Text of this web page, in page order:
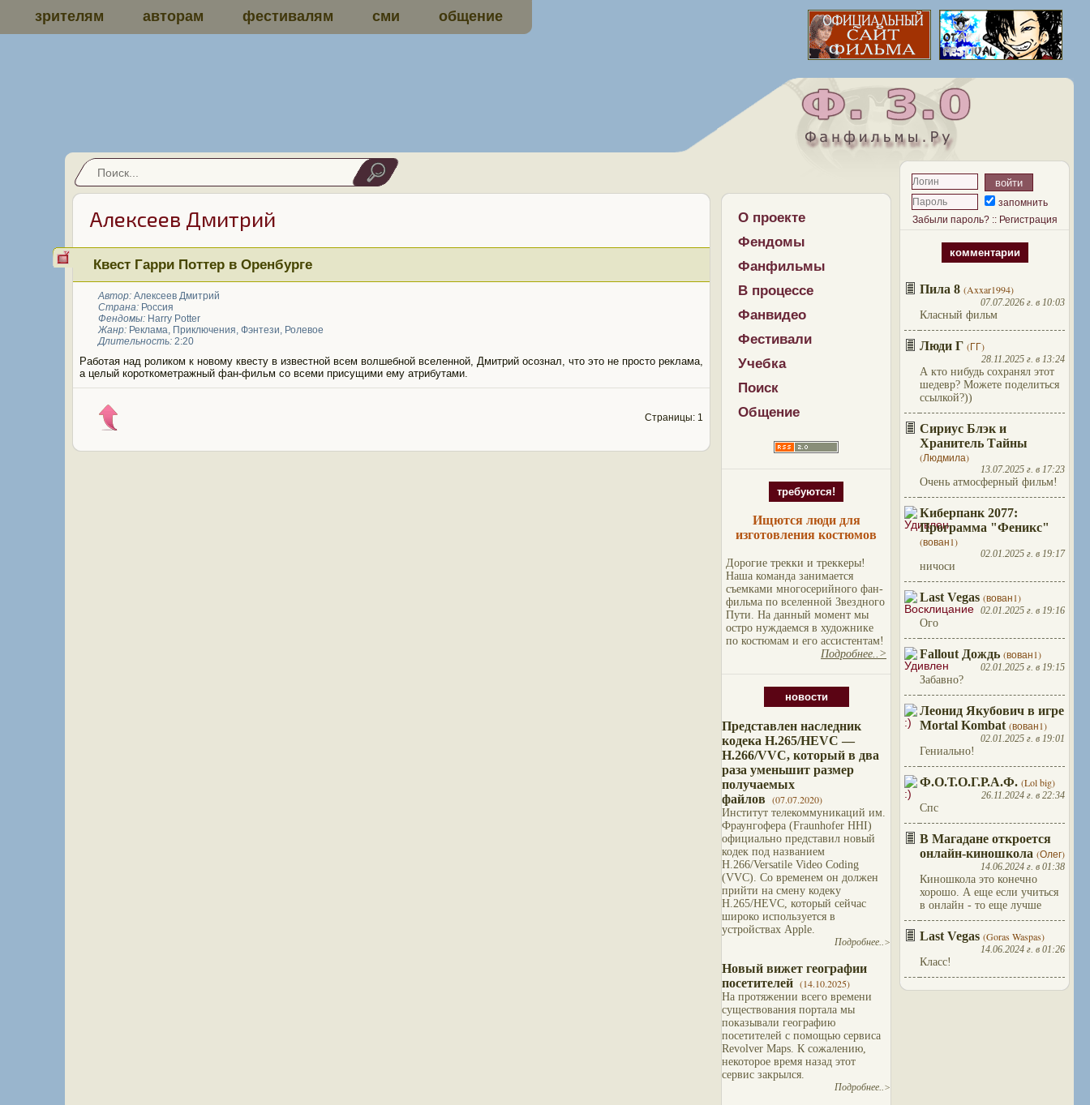
зрителям авторам фестивалям сми общение
О проекте
Фендомы
Фанфильмы
В процессе
Фанвидео
Фестивали
Учебка
Поиск
Общение
требуются!
Ищются люди для
изготовления костюмов
Дорогие трекки и треккеры!
Наша команда занимается
съемками многосерийного фан-
фильма по вселенной Звездного
Пути. На данный момент мы
остро нуждаемся в художнике
по костюмам и его ассистентам!
Подробнее..>
новости
Представлен наследник
кодека H.265/HEVC —
H.266/VVC, который в два
раза уменьшит размер
получаемых
файлов (07.07.2020)
Институт телекоммуникаций им.
Фраунгофера (Fraunhofer HHI)
официально представил новый
кодек под названием
H.266/Versatile Video Coding
(VVC). Со временем он должен
прийти на смену кодеку
H.265/HEVC, который сейчас
широко используется в
устройствах Apple.
Подробнее..>
Новый вижет географии
посетителей (14.10.2025)
На протяжении всего времени
существования портала мы
показывали географию
посетителей с помощью сервиса
Revolver Maps. К сожалению,
некоторое время назад этот
сервис закрылся.
Подробнее..>
запомнить
Забыли пароль?:: Регистрация
комментарии
Пила 8 (Axxar1994)
07.07.2026 г. в 10:03
Класный фильм
Люди Г (ГГ)
28.11.2025 г. в 13:24
А кто нибудь сохранял этот
шедевр? Можете поделиться
ссылкой?))
Сириус Блэк и
Хранитель Тайны
(Людмила)
13.07.2025 г. в 17:23
Очень атмосферный фильм!
Киберпанк 2077:
Программа "Феникс"
(вован1)
02.01.2025 г. в 19:17
ничоси
Last Vegas (вован1)
02.01.2025 г. в 19:16
Ого
Fallout Дождь (вован1)
02.01.2025 г. в 19:15
Забавно?
Леонид Якубович в игре
Mortal Kombat (вован1)
02.01.2025 г. в 19:01
Гениально!
Ф.О.Т.О.Г.Р.А.Ф. (Lol big)
26.11.2024 г. в 22:34
Спс
В Магадане откроется
онлайн-киношкола (Олег)
14.06.2024 г. в 01:38
Киношкола это конечно
хорошо. А еще если учиться
в онлайн - то еще лучше
Last Vegas (Goras Waspas)
14.06.2024 г. в 01:26
Класс!
Алексеев Дмитрий
Квест Гарри Поттер в Оренбурге
Автор: Алексеев Дмитрий
Страна:Россия
Фендомы: Harry Potter
Жанр: Реклама, Приключения, Фэнтези, Ролевое
Длительность:2:20
Работая над роликом к новому квесту в известной всем волшебной вселенной, Дмитрий осознал, что это не просто реклама,
а целый короткометражный фан-фильм со всеми присущими ему атрибутами.
Страницы: 1